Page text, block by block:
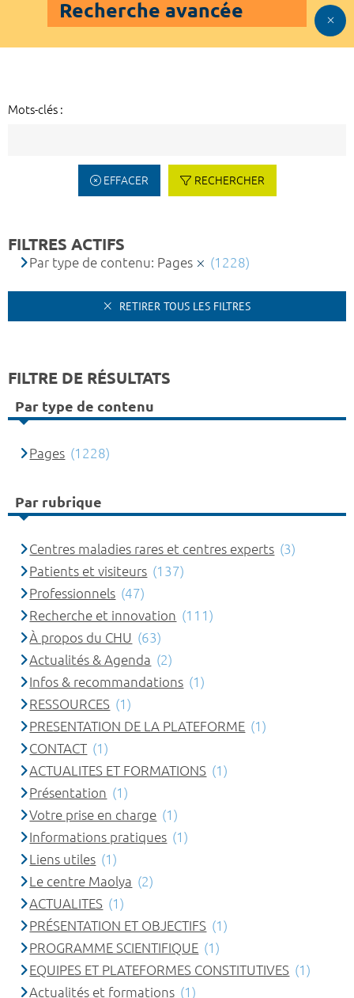
Recherche avancée
Mots-clés :
EFFACER RECHERCHER
FILTRES ACTIFS
Par type de contenu: Pages (1228)
RETIRER TOUS LES FILTRES
FILTRE DE RÉSULTATS
Par type de contenu
Pages (1228)
Par rubrique
Centres maladies rares et centres experts (3)
Patients et visiteurs (137)
Professionnels (47)
Recherche et innovation (111)
À propos du CHU (63)
Actualités & Agenda (2)
Infos & recommandations (1)
RESSOURCES (1)
PRESENTATION DE LA PLATEFORME (1)
CONTACT (1)
ACTUALITES ET FORMATIONS (1)
Présentation (1)
Votre prise en charge (1)
Informations pratiques (1)
Liens utiles (1)
Le centre Maolya (2)
ACTUALITES (1)
PRÉSENTATION ET OBJECTIFS (1)
PROGRAMME SCIENTIFIQUE (1)
EQUIPES ET PLATEFORMES CONSTITUTIVES (1)
Actualités et formations (1)